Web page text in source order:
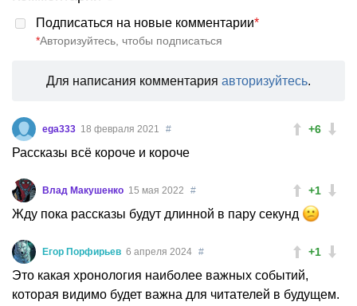
Подписаться на новые комментарии*
*Авторизуйтесь, чтобы подписаться
Для написания комментария авторизуйтесь.
+6
ega333 18 февраля 2021 #
Рассказы всё короче и короче
+1
Влад Макушенко 15 мая 2022 #
Жду пока рассказы будут длинной в пару секунд
+1
Егор Порфирьев 6 апреля 2024 #
Это какая хронология наиболее важных событий,
которая видимо будет важна для читателей в будущем.